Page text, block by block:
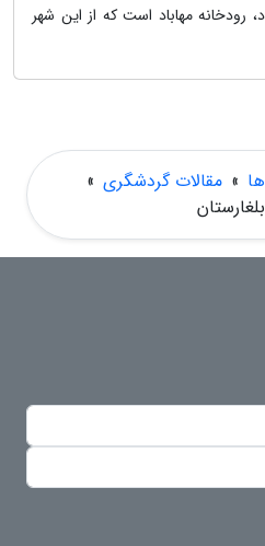
رودخانه مهاباد است که از این شهر
» مقالات گردشگری »